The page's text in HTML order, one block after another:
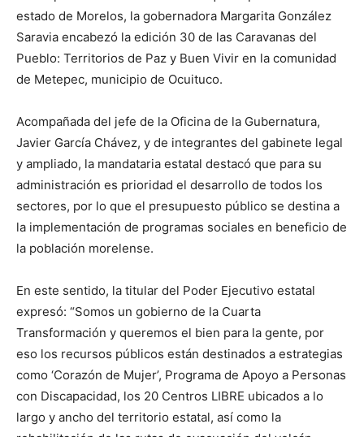
estado de Morelos, la gobernadora Margarita González
Saravia encabezó la edición 30 de las Caravanas del
Pueblo: Territorios de Paz y Buen Vivir en la comunidad
de Metepec, municipio de Ocuituco.
Acompañada del jefe de la Oficina de la Gubernatura,
Javier García Chávez, y de integrantes del gabinete legal
y ampliado, la mandataria estatal destacó que para su
administración es prioridad el desarrollo de todos los
sectores, por lo que el presupuesto público se destina a
la implementación de programas sociales en beneficio de
la población morelense.
En este sentido, la titular del Poder Ejecutivo estatal
expresó: “Somos un gobierno de la Cuarta
Transformación y queremos el bien para la gente, por
eso los recursos públicos están destinados a estrategias
como ‘Corazón de Mujer’, Programa de Apoyo a Personas
con Discapacidad, los 20 Centros LIBRE ubicados a lo
largo y ancho del territorio estatal, así como la